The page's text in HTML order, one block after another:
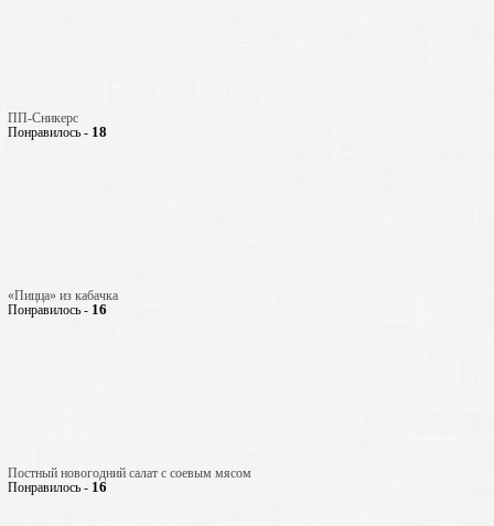
ПП-Сникерс
Понравилось - 18
«Пицца» из кабачка
Понравилось - 16
Постный новогодний салат с соевым мясом
Понравилось - 16